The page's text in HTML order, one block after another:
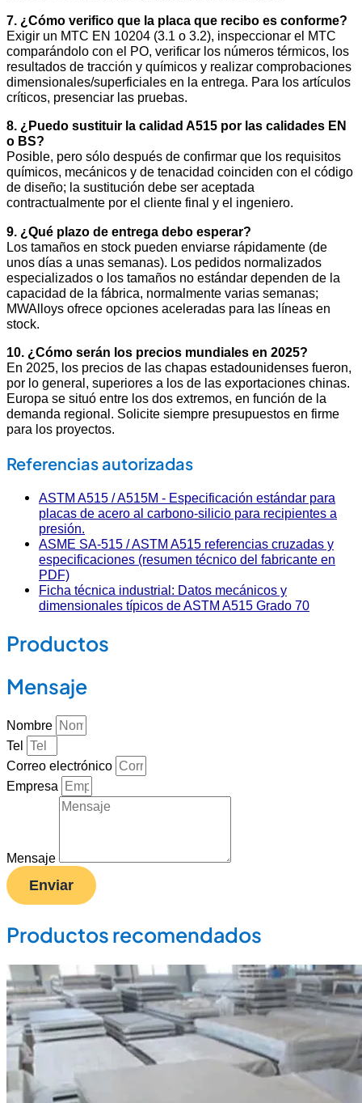
7. ¿Cómo verifico que la placa que recibo es conforme?
Exigir un MTC EN 10204 (3.1 o 3.2), inspeccionar el MTC
comparándolo con el PO, verificar los números térmicos, los
resultados de tracción y químicos y realizar comprobaciones
dimensionales/superficiales en la entrega. Para los artículos
críticos, presenciar las pruebas.
8. ¿Puedo sustituir la calidad A515 por las calidades EN
o BS?
Posible, pero sólo después de confirmar que los requisitos
químicos, mecánicos y de tenacidad coinciden con el código
de diseño; la sustitución debe ser aceptada
contractualmente por el cliente final y el ingeniero.
9. ¿Qué plazo de entrega debo esperar?
Los tamaños en stock pueden enviarse rápidamente (de
unos días a unas semanas). Los pedidos normalizados
especializados o los tamaños no estándar dependen de la
capacidad de la fábrica, normalmente varias semanas;
MWAlloys ofrece opciones aceleradas para las líneas en
stock.
10. ¿Cómo serán los precios mundiales en 2025?
En 2025, los precios de las chapas estadounidenses fueron,
por lo general, superiores a los de las exportaciones chinas.
Europa se situó entre los dos extremos, en función de la
demanda regional. Solicite siempre presupuestos en firme
para los proyectos.
Referencias autorizadas
ASTM A515 / A515M - Especificación estándar para
placas de acero al carbono-silicio para recipientes a
presión.
ASME SA-515 / ASTM A515 referencias cruzadas y
especificaciones (resumen técnico del fabricante en
PDF)
Ficha técnica industrial: Datos mecánicos y
dimensionales típicos de ASTM A515 Grado 70
Productos
Mensaje
Nombre
Tel
Correo electrónico
Empresa
Mensaje
Enviar
Productos recomendados